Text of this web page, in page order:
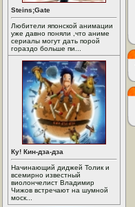
Steins;Gate
Любители японской анимации
уже давно поняли ,что аниме
сериалы могут дать порой
гораздо больше пи...
Ку! Кин-дза-дза
Начинающий диджей Толик и
всемирно известный
виолончелист Владимир
Чижов встречают на шумной
моск...